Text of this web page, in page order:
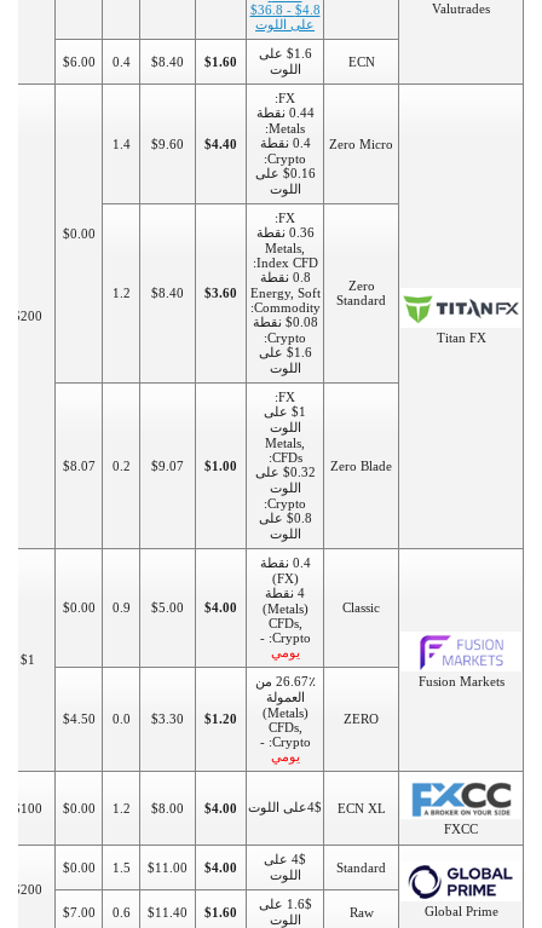
Valutrades
$4.8 - $36.8
على اللوت
ECN
$1.6 على
اللوت
$1.60
$8.40
0.4
$6.00
Titan FX
Zero Micro
FX:
0.44 نقطة
Metals:
0.4 نقطة
Crypto:
$0.16 على
اللوت
$4.40
$9.60
1.4
$0.00
$200
Zero
Standard
FX:
0.36 نقطة
Metals,
Index CFD:
0.8 نقطة
Energy, Soft
Commodity:
$0.08 نقطة
Crypto:
$1.6 على
اللوت
$3.60
$8.40
1.2
Zero Blade
FX:
$1 على
اللوت
Metals,
CFDs:
$0.32 على
اللوت
Crypto:
$0.8 على
اللوت
$1.00
$9.07
0.2
$8.07
Fusion Markets
Classic
0.4 نقطة
(FX)
4 نقطة
(Metals)
CFDs,
Crypto: -
يومي
$4.00
$5.00
0.9
$0.00
$1
ZERO
26.67٪ من
العمولة
(Metals)
CFDs,
Crypto: -
يومي
$1.20
$3.30
0.0
$4.50
FXCC
ECN XL 4$على اللوت $4.00
$8.00
1.2
$0.00
$100
Global Prime
Standard
4$ على
اللوت
$4.00
$11.00
1.5
$0.00
$200
Raw
1.6$ على
اللوت
$1.60
$11.40
0.6
$7.00